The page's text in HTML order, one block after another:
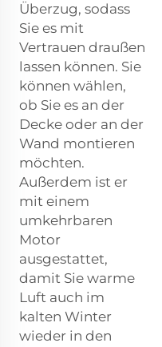
Überzug, sodass
Sie es mit
Vertrauen draußen
lassen können. Sie
können wählen,
ob Sie es an der
Decke oder an der
Wand montieren
möchten.
Außerdem ist er
mit einem
umkehrbaren
Motor
ausgestattet,
damit Sie warme
Luft auch im
kalten Winter
wieder in den